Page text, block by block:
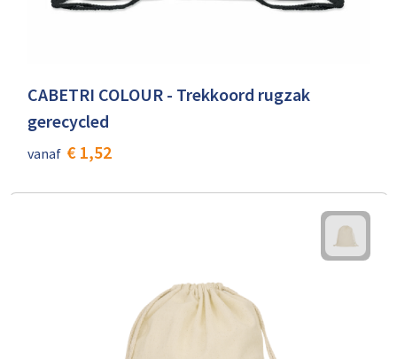
CABETRI COLOUR - Trekkoord rugzak
gerecycled
vanaf € 1,52